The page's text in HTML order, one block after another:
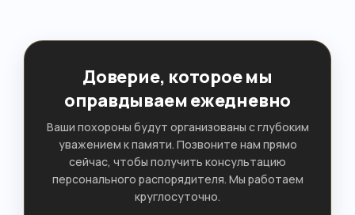
Доверие, которое мы
оправдываем ежедневно
Ваши похороны будут организованы с глубоким
уважением к памяти. Позвоните нам прямо
сейчас, чтобы получить консультацию
персонального распорядителя. Мы работаем
круглосуточно.